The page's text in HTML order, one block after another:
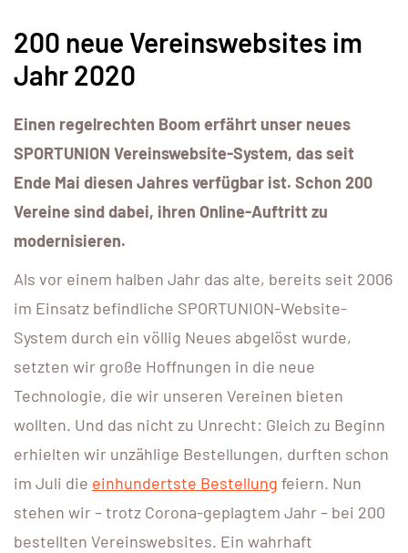
200 neue Vereinswebsites im
Jahr 2020
Einen regelrechten Boom erfährt unser neues
SPORTUNION Vereinswebsite-System, das seit
Ende Mai diesen Jahres verfügbar ist. Schon 200
Vereine sind dabei, ihren Online-Auftritt zu
modernisieren.
Als vor einem halben Jahr das alte, bereits seit 2006
im Einsatz befindliche SPORTUNION-Website-
System durch ein völlig Neues abgelöst wurde,
setzten wir große Hoffnungen in die neue
Technologie, die wir unseren Vereinen bieten
wollten. Und das nicht zu Unrecht: Gleich zu Beginn
erhielten wir unzählige Bestellungen, durften schon
im Juli die einhundertste Bestellung feiern. Nun
stehen wir – trotz Corona-geplagtem Jahr – bei 200
bestellten Vereinswebsites. Ein wahrhaft